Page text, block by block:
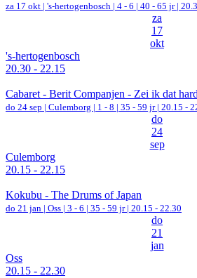
za 17 okt | 's-hertogenbosch | 4 - 6 | 40 - 65 jr |
za
17
okt
's-hertogenbosch
20.30 - 22.15
Cabaret - Berit Companjen - Zei ik dat
do 24 sep | Culemborg | 1 - 8 | 35 - 59 jr | 20.15 -
do
24
sep
Culemborg
20.15 - 22.15
Kokubu - The Drums of Japan
do 21 jan | Oss | 3 - 6 | 35 - 59 jr | 20.15 - 22.30
do
21
jan
Oss
20.15 - 22.30